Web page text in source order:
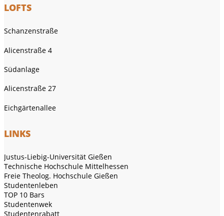
LOFTS
Schanzenstraße
Alicenstraße 4
Südanlage
Alicenstraße 27
Eichgärtenallee
LINKS
Justus-Liebig-Universität Gießen
Technische Hochschule Mittelhessen
Freie Theolog. Hochschule Gießen
Studentenleben
TOP 10 Bars
Studentenwek
Studentenrabatt